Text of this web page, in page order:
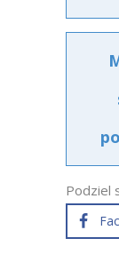
Podziel